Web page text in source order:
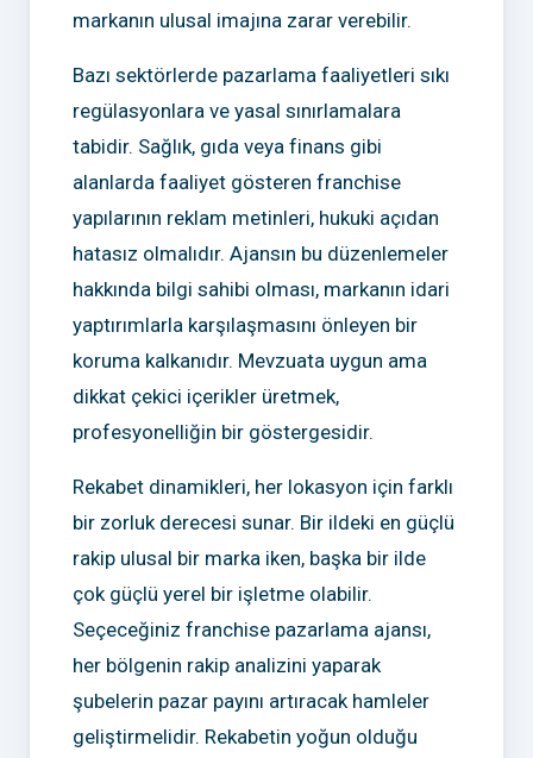
markanın ulusal imajına zarar verebilir.
Bazı sektörlerde pazarlama faaliyetleri sıkı
regülasyonlara ve yasal sınırlamalara
tabidir. Sağlık, gıda veya finans gibi
alanlarda faaliyet gösteren franchise
yapılarının reklam metinleri, hukuki açıdan
hatasız olmalıdır. Ajansın bu düzenlemeler
hakkında bilgi sahibi olması, markanın idari
yaptırımlarla karşılaşmasını önleyen bir
koruma kalkanıdır. Mevzuata uygun ama
dikkat çekici içerikler üretmek,
profesyonelliğin bir göstergesidir.
Rekabet dinamikleri, her lokasyon için farklı
bir zorluk derecesi sunar. Bir ildeki en güçlü
rakip ulusal bir marka iken, başka bir ilde
çok güçlü yerel bir işletme olabilir.
Seçeceğiniz franchise pazarlama ajansı,
her bölgenin rakip analizini yaparak
şubelerin pazar payını artıracak hamleler
geliştirmelidir. Rekabetin yoğun olduğu